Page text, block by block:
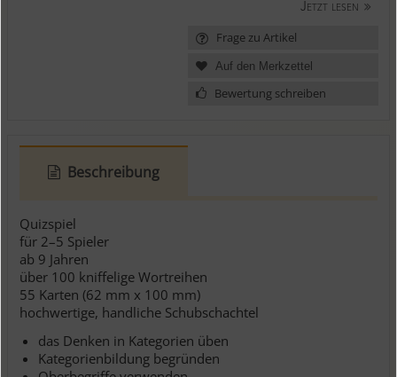
Jetzt lesen
Frage zu Artikel
Bewertung schreiben
Beschreibung
Quizspiel
für 2–5 Spieler
ab 9 Jahren
über 100 kniffelige Wortreihen
55 Karten (62 mm x 100 mm)
hochwertige, handliche Schubschachtel
das Denken in Kategorien üben
Kategorienbildung begründen